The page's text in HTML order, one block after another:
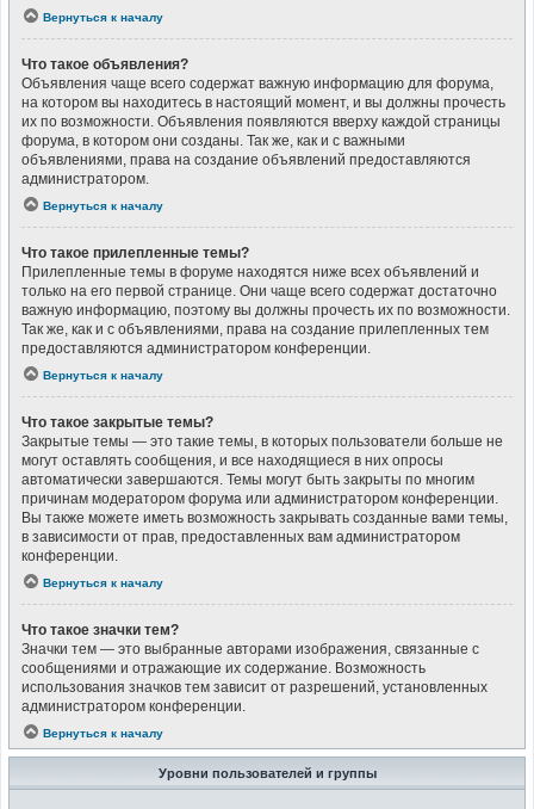
Вернуться к началу
Что такое объявления?
Объявления чаще всего содержат важную информацию для форума,
на котором вы находитесь в настоящий момент, и вы должны прочесть
их по возможности. Объявления появляются вверху каждой страницы
форума, в котором они созданы. Так же, как и с важными
объявлениями, права на создание объявлений предоставляются
администратором.
Вернуться к началу
Что такое прилепленные темы?
Прилепленные темы в форуме находятся ниже всех объявлений и
только на его первой странице. Они чаще всего содержат достаточно
важную информацию, поэтому вы должны прочесть их по возможности.
Так же, как и с объявлениями, права на создание прилепленных тем
предоставляются администратором конференции.
Вернуться к началу
Что такое закрытые темы?
Закрытые темы — это такие темы, в которых пользователи больше не
могут оставлять сообщения, и все находящиеся в них опросы
автоматически завершаются. Темы могут быть закрыты по многим
причинам модератором форума или администратором конференции.
Вы также можете иметь возможность закрывать созданные вами темы,
в зависимости от прав, предоставленных вам администратором
конференции.
Вернуться к началу
Что такое значки тем?
Значки тем — это выбранные авторами изображения, связанные с
сообщениями и отражающие их содержание. Возможность
использования значков тем зависит от разрешений, установленных
администратором конференции.
Вернуться к началу
Уровни пользователей и группы